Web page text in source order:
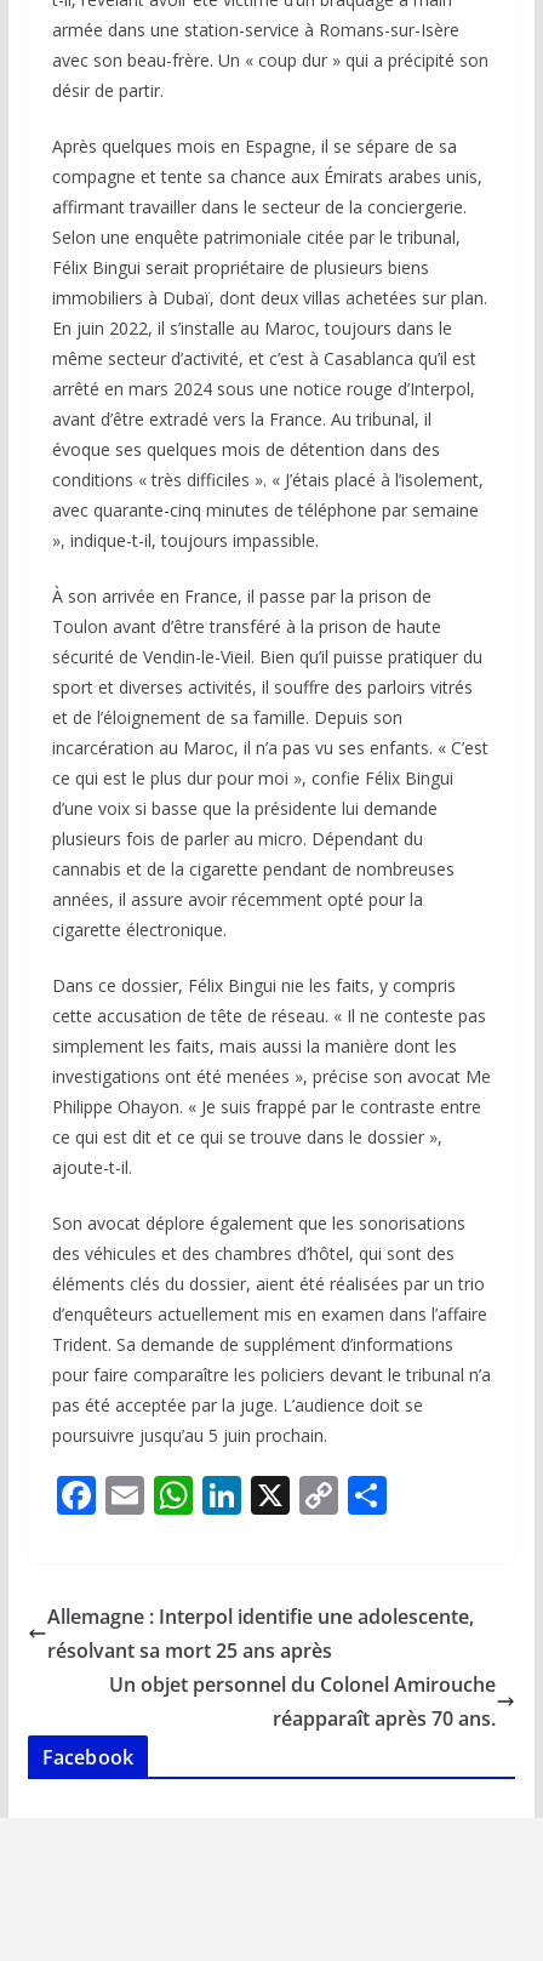
armée dans une station-service à Romans-sur-Isère
avec son beau-frère. Un « coup dur » qui a précipité son
désir de partir.
Après quelques mois en Espagne, il se sépare de sa
compagne et tente sa chance aux Émirats arabes unis,
affirmant travailler dans le secteur de la conciergerie.
Selon une enquête patrimoniale citée par le tribunal,
Félix Bingui serait propriétaire de plusieurs biens
immobiliers à Dubaï, dont deux villas achetées sur plan.
En juin 2022, il s’installe au Maroc, toujours dans le
même secteur d’activité, et c’est à Casablanca qu’il est
arrêté en mars 2024 sous une notice rouge d’Interpol,
avant d’être extradé vers la France. Au tribunal, il
évoque ses quelques mois de détention dans des
conditions « très difficiles ». « J’étais placé à l’isolement,
avec quarante-cinq minutes de téléphone par semaine
», indique-t-il, toujours impassible.
À son arrivée en France, il passe par la prison de
Toulon avant d’être transféré à la prison de haute
sécurité de Vendin-le-Vieil. Bien qu’il puisse pratiquer du
sport et diverses activités, il souffre des parloirs vitrés
et de l’éloignement de sa famille. Depuis son
incarcération au Maroc, il n’a pas vu ses enfants. « C’est
ce qui est le plus dur pour moi », confie Félix Bingui
d’une voix si basse que la présidente lui demande
plusieurs fois de parler au micro. Dépendant du
cannabis et de la cigarette pendant de nombreuses
années, il assure avoir récemment opté pour la
cigarette électronique.
Dans ce dossier, Félix Bingui nie les faits, y compris
cette accusation de tête de réseau. « Il ne conteste pas
simplement les faits, mais aussi la manière dont les
investigations ont été menées », précise son avocat Me
Philippe Ohayon. « Je suis frappé par le contraste entre
ce qui est dit et ce qui se trouve dans le dossier »,
ajoute-t-il.
Son avocat déplore également que les sonorisations
des véhicules et des chambres d’hôtel, qui sont des
éléments clés du dossier, aient été réalisées par un trio
d’enquêteurs actuellement mis en examen dans l’affaire
Trident. Sa demande de supplément d’informations
pour faire comparaître les policiers devant le tribunal n’a
pas été acceptée par la juge. L’audience doit se
poursuivre jusqu’au 5 juin prochain.
F
b
o
o
k
E
l
W
s
A
p
Li
e
dI
n
X C
y
n
k
P
g
Allemagne : Interpol identifie une adolescente,
résolvant sa mort 25 ans après
Un objet personnel du Colonel Amirouche
réapparaît après 70 ans.
Facebook